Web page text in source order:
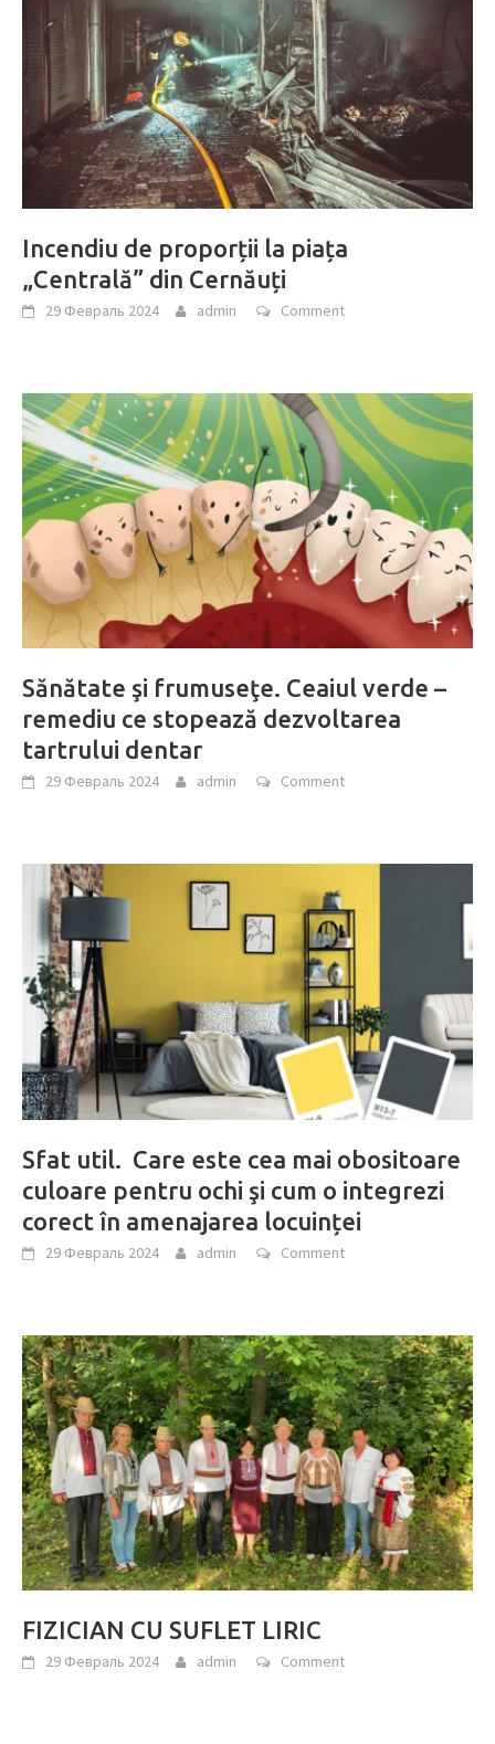
Incendiu de proporții la piața
„Centrală” din Cernăuți
29 Февраль 2024 admin Comment
Sănătate şi frumuseţe. Ceaiul verde –
remediu ce stopează dezvoltarea
tartrului dentar
29 Февраль 2024 admin Comment
Sfat util. Care este cea mai obositoare
culoare pentru ochi şi cum o integrezi
corect în amenajarea locuinței
29 Февраль 2024 admin Comment
FIZICIAN CU SUFLET LIRIC
29 Февраль 2024 admin Comment